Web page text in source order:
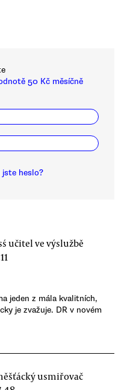
50 Kč měsíčně
jste heslo?
učitel ve výslužbě
jeden z mála kvalitních,
je zvažuje. DR v novém
usmiřovač